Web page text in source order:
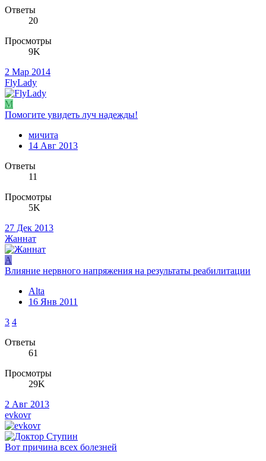
Ответы
20
Просмотры
9K
2 Мар 2014
FlyLady
М
Помогите увидеть луч надежды!
мичита
14 Авг 2013
Ответы
11
Просмотры
5K
27 Дек 2013
Жаннат
A
Влияние нервного напряжения на результаты реабилитации
Alta
16 Янв 2011
3 4
Ответы
61
Просмотры
29K
2 Авг 2013
evkovr
Вот причина всех болезней